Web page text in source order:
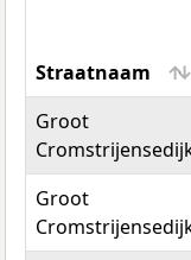
Straatnaam
Straatnaam
Groot
Groot